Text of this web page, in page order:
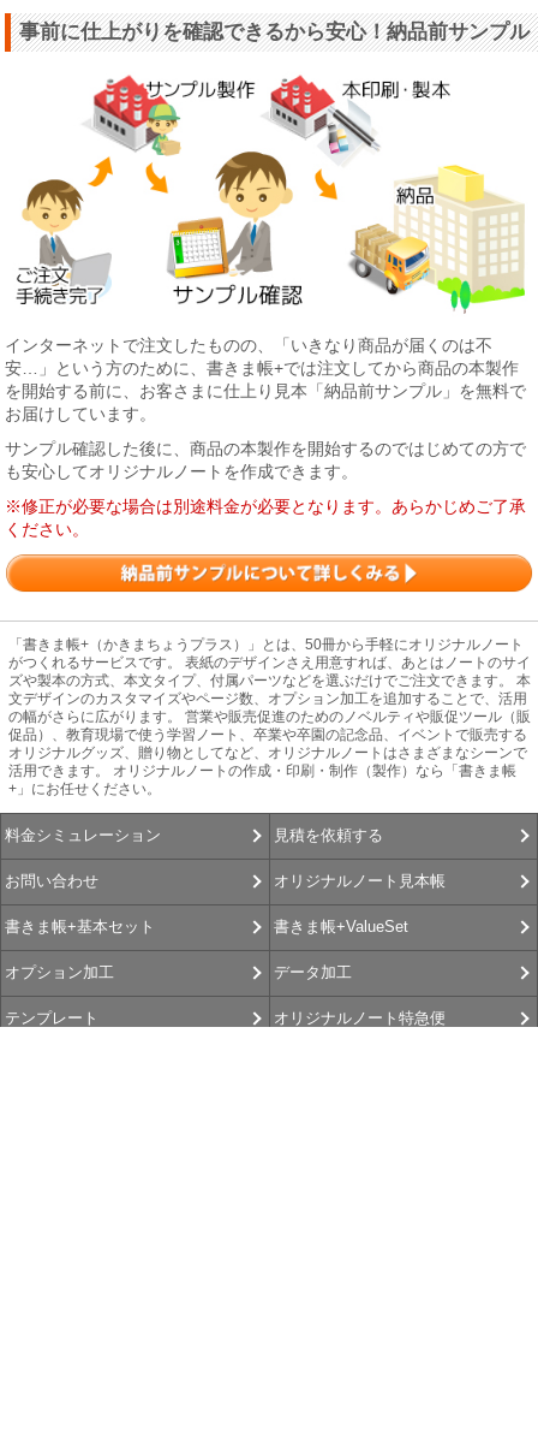
事前に仕上がりを確認できるから安心！納品前サンプル
インターネットで注文したものの、「いきなり商品が届くのは不
安…」という方のために、書きま帳+では注文してから商品の本製作
を開始する前に、お客さまに仕上り見本「納品前サンプル」を無料で
お届けしています。
サンプル確認した後に、商品の本製作を開始するのではじめての方で
も安心してオリジナルノートを作成できます。
※修正が必要な場合は別途料金が必要となります。あらかじめご了承
ください。
「書きま帳+（かきまちょうプラス）」とは、50冊から手軽にオリジナルノート
がつくれるサービスです。 表紙のデザインさえ用意すれば、あとはノートのサイ
ズや製本の方式、本文タイプ、付属パーツなどを選ぶだけでご注文できます。 本
文デザインのカスタマイズやページ数、オプション加工を追加することで、活用
の幅がさらに広がります。 営業や販売促進のためのノベルティや販促ツール（販
促品）、教育現場で使う学習ノート、卒業や卒園の記念品、イベントで販売する
オリジナルグッズ、贈り物としてなど、オリジナルノートはさまざまなシーンで
活用できます。 オリジナルノートの作成・印刷・制作（製作）なら「書きま帳
+」にお任せください。
料金シミュレーション 見積を依頼する
お問い合わせ オリジナルノート見本帳
書きま帳+基本セット 書きま帳+ValueSet
オプション加工 データ加工
テンプレート オリジナルノート特急便